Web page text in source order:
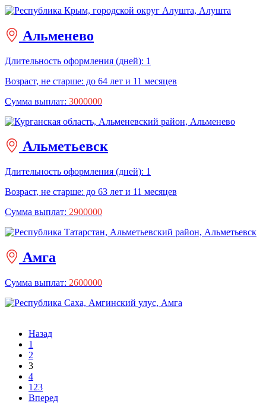
Альменево
Длительность оформления (дней): 1
Возраст, не старше: до 64 лет и 11 месяцев
Сумма выплат: 3000000
Альметьевск
Длительность оформления (дней): 1
Возраст, не старше: до 63 лет и 11 месяцев
Сумма выплат: 2900000
Амга
Сумма выплат: 2600000
Назад
1
2
3
4
123
Вперед